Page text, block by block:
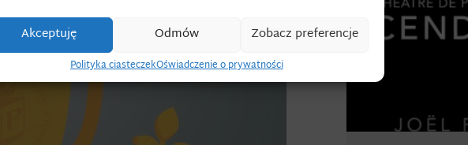
Akceptuję Odmów Zobacz preferencje
Polityka ciasteczekOświadczenie o prywatności